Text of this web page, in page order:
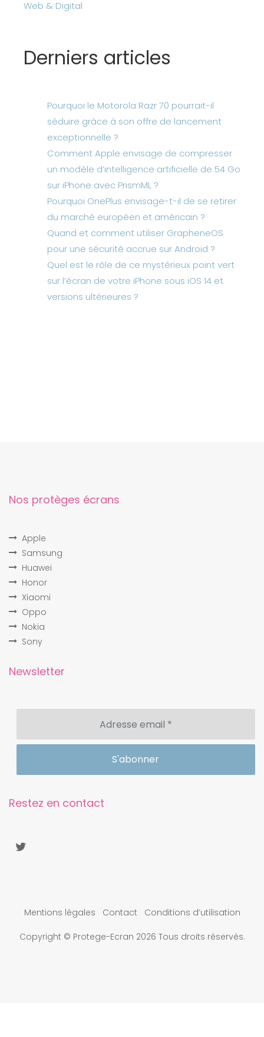
Web & Digital
Derniers articles
Pourquoi le Motorola Razr 70 pourrait-il
séduire grâce à son offre de lancement
exceptionnelle ?
Comment Apple envisage de compresser
un modèle d’intelligence artificielle de 54 Go
sur iPhone avec PrismML ?
Pourquoi OnePlus envisage-t-il de se retirer
du marché européen et américain ?
Quand et comment utiliser GrapheneOS
pour une sécurité accrue sur Android ?
Quel est le rôle de ce mystérieux point vert
sur l’écran de votre iPhone sous iOS 14 et
versions ultérieures ?
Nos protèges écrans
Apple
Samsung
Huawei
Honor
Xiaomi
Oppo
Nokia
Sony
Newsletter
Restez en contact
Mentions légales Contact Conditions d’utilisation
Copyright © Protege-Ecran 2026 Tous droits réservés.